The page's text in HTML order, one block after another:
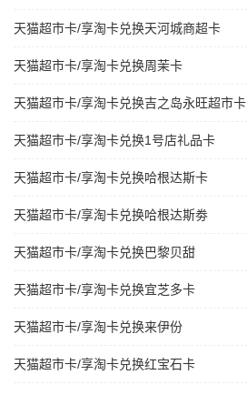
天猫超市卡/享淘卡兑换天河城商超卡
天猫超市卡/享淘卡兑换周茉卡
天猫超市卡/享淘卡兑换吉之岛永旺超市卡
天猫超市卡/享淘卡兑换1号店礼品卡
天猫超市卡/享淘卡兑换哈根达斯卡
天猫超市卡/享淘卡兑换哈根达斯劵
天猫超市卡/享淘卡兑换巴黎贝甜
天猫超市卡/享淘卡兑换宜芝多卡
天猫超市卡/享淘卡兑换来伊份
天猫超市卡/享淘卡兑换红宝石卡